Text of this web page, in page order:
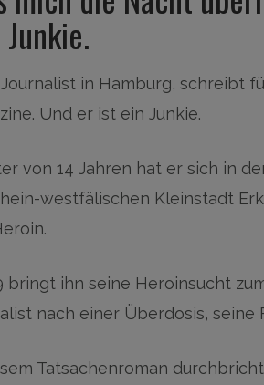
Journalist in Hamburg, schreibt
Und er ist ein Junkie.
von 14 Jahren hat er sich in
westfälischen Kleinstadt
bringt ihn seine Heroinsucht
nach einer Überdosis, seine
Tatsachenroman